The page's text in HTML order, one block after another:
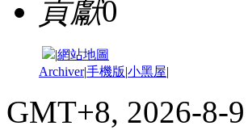
貢獻0
|網站地圖
Archiver|手機版|小黑屋|
GMT+8, 2026-8-